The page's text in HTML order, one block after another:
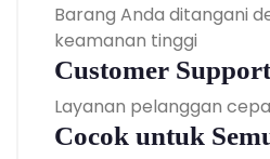
Barang Anda ditangani
keamanan tinggi
Customer
Layanan pelanggan
Cocok untuk